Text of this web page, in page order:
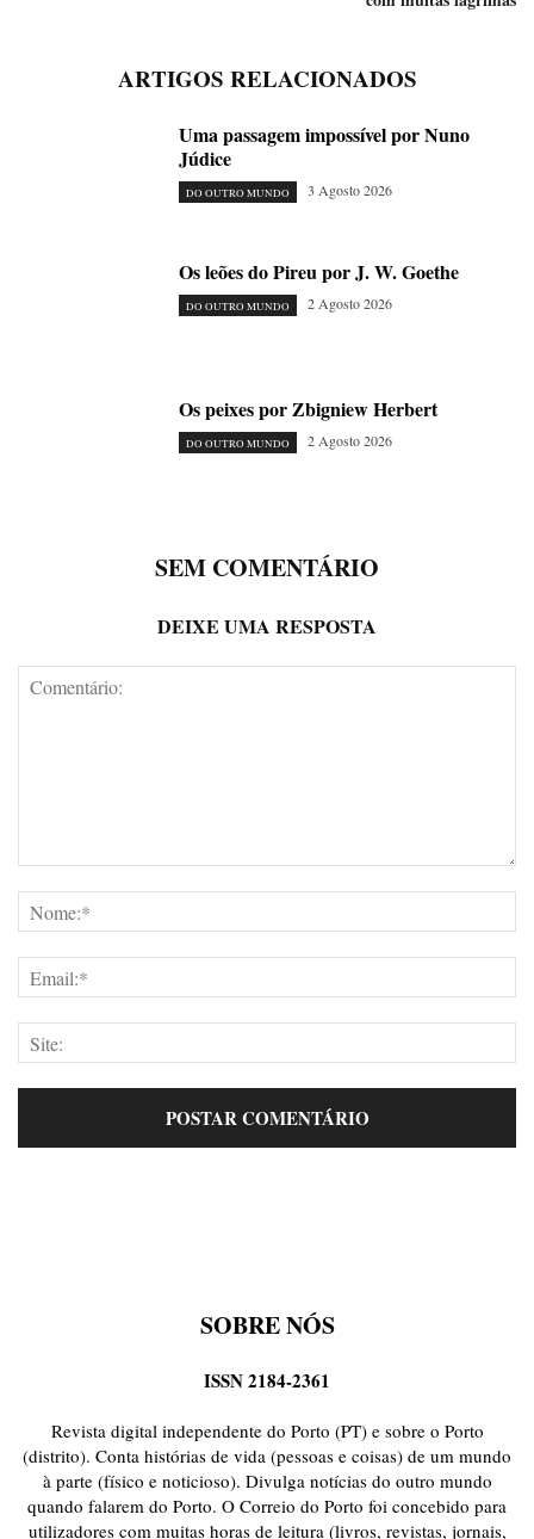
ARTIGOS RELACIONADOS
Uma passagem impossível por Nuno
Júdice
DO OUTRO MUNDO 3 Agosto 2026
Os leões do Pireu por J. W. Goethe
DO OUTRO MUNDO 2 Agosto 2026
Os peixes por Zbigniew Herbert
DO OUTRO MUNDO 2 Agosto 2026
SEM COMENTÁRIO
DEIXE UMA RESPOSTA
SOBRE NÓS
ISSN 2184-2361
Revista digital independente do Porto (PT) e sobre o Porto
(distrito). Conta histórias de vida (pessoas e coisas) de um mundo
à parte (físico e noticioso). Divulga notícias do outro mundo
quando falarem do Porto. O Correio do Porto foi concebido para
utilizadores com muitas horas de leitura (livros, revistas, jornais,